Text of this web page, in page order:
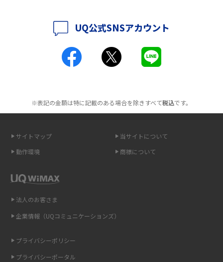
ポケット型Wi-Fiとは？通信の仕組みやメリット・デメリットを解説
工事不要！置くだけWi-Fiの特徴は？メリット・デメリットや選び方を解説
無制限で利用できるポケット型Wi-Fiは？選び方や通信費を抑える方法も紹
ポケット型Wi-Fi（モバイルWi-Fi）とは？おススメする方の特徴や選び方を
即日受け取りできるポケット型Wi-Fiはある？すぐに使うための方法や注意
ONU（光回線終端装置）とは？モデム・ルーター・ホームゲートウェイと
ギガバイト（GB）とは？1GBの目安やギガが足りない時の対処法を紹介
UQ公式SNSアカウント
※表記の金額は特に記載のある場合を除きすべて税込です。
サイトマップ
当サイトについて
動作環境
商標について
法人のお客さま
企業情報（UQコミュニケーションズ）
プライバシーポリシー
プライバシーポータル